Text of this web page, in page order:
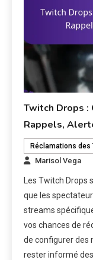
Twitch Drops
Rappels,
Réclamations des
Marisol Vega
Les Twitch
que les
streams
vos chances de
de configurer des
rester informé